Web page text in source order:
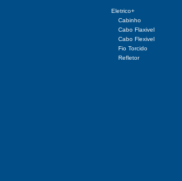
Eletrico+
Cabinho
Cabo Flaxivel
Cabo Flexivel
Fio Torcido
Refletor